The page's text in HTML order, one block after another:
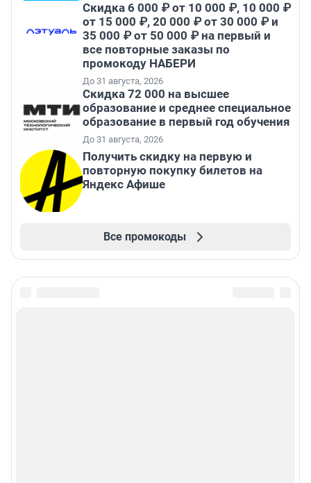
Скидка 6 000 ₽ от 10 000 ₽, 10 000 ₽
от 15 000 ₽, 20 000 ₽ от 30 000 ₽ и
35 000 ₽ от 50 000 ₽ на первый и
все повторные заказы по
промокоду НАБЕРИ
До 31 августа, 2026
Скидка 72 000 на высшее
образование и среднее специальное
образование в первый год обучения
До 31 августа, 2026
Получить скидку на первую и
повторную покупку билетов на
Яндекс Афише
Все промокоды